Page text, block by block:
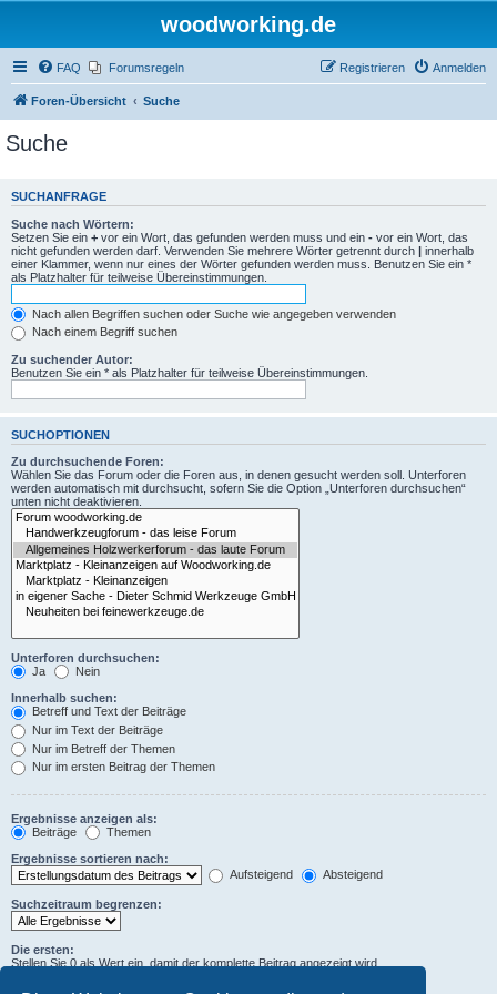
woodworking.de
FAQ Forumsregeln Anmelden
Registrieren
Foren-Übersicht Suche
Suche
SUCHANFRAGE
Suche nach Wörtern:
Setzen Sie ein + vor ein Wort, das gefunden werden muss und ein - vor ein Wort, das
nicht gefunden werden darf. Verwenden Sie mehrere Wörter getrennt durch | innerhalb
einer Klammer, wenn nur eines der Wörter gefunden werden muss. Benutzen Sie ein *
als Platzhalter für teilweise Übereinstimmungen.
Nach allen Begriffen suchen oder Suche wie angegeben verwenden
Nach einem Begriff suchen
Zu suchender Autor:
Benutzen Sie ein * als Platzhalter für teilweise Übereinstimmungen.
SUCHOPTIONEN
Zu durchsuchende Foren:
Wählen Sie das Forum oder die Foren aus, in denen gesucht werden soll. Unterforen
werden automatisch mit durchsucht, sofern Sie die Option „Unterforen durchsuchen“
unten nicht deaktivieren.
Unterforen durchsuchen:
Ja
Nein
Innerhalb suchen:
Betreff und Text der Beiträge
Nur im Text der Beiträge
Nur im Betreff der Themen
Nur im ersten Beitrag der Themen
Ergebnisse anzeigen als:
Beiträge
Themen
Ergebnisse sortieren nach:
Aufsteigend
Absteigend
Suchzeitraum begrenzen:
Die ersten:
Stellen Sie 0 als Wert ein, damit der komplette Beitrag angezeigt wird.